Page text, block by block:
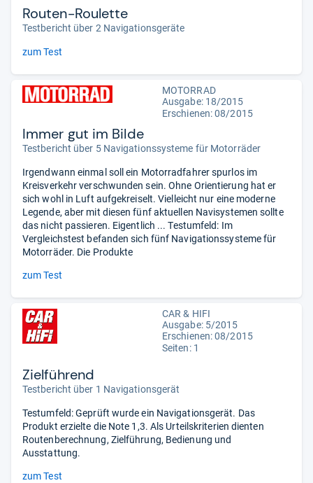
Routen-Roulette
Testbericht über 2 Navigationsgeräte
zum Test
MOTORRAD
Ausgabe: 18/2015
Erschienen: 08/2015
Immer gut im Bilde
Testbericht über 5 Navigationssysteme für Motorräder
Irgendwann einmal soll ein Motorradfahrer spurlos im
Kreisverkehr verschwunden sein. Ohne Orientierung hat er
sich wohl in Luft aufgekreiselt. Vielleicht nur eine moderne
Legende, aber mit diesen fünf aktuellen Navisystemen sollte
das nicht passieren. Eigentlich ... Testumfeld: Im
Vergleichstest befanden sich fünf Navigationssysteme für
Motorräder. Die Produkte
zum Test
CAR & HIFI
Ausgabe: 5/2015
Erschienen: 08/2015
Seiten: 1
Zielführend
Testbericht über 1 Navigationsgerät
Testumfeld: Geprüft wurde ein Navigationsgerät. Das
Produkt erzielte die Note 1,3. Als Urteilskriterien dienten
Routenberechnung, Zielführung, Bedienung und
Ausstattung.
zum Test